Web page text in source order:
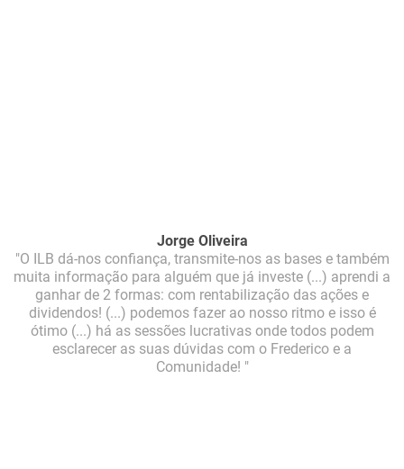
Jorge Oliveira
"O ILB dá-nos confiança, transmite-nos as bases e também
muita informação para alguém que já investe (...) aprendi a
ganhar de 2 formas: com rentabilização das ações e
dividendos! (...) podemos fazer ao nosso ritmo e isso é
ótimo (...) há as sessões lucrativas onde todos podem
esclarecer as suas dúvidas com o Frederico e a
Comunidade! "